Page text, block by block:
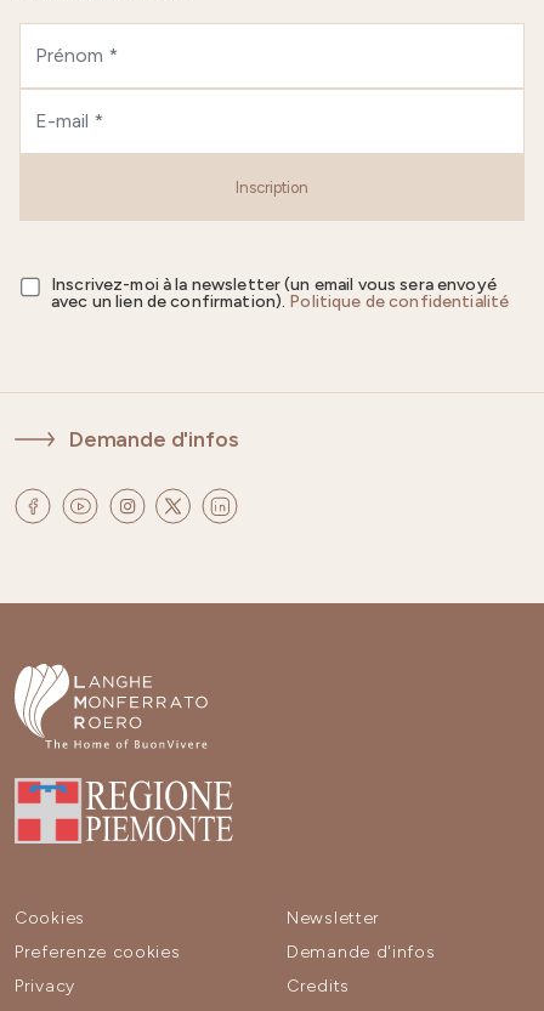
Inscription
Inscrivez-moi à la newsletter (un email vous sera envoyé
avec un lien de confirmation). Politique de confidentialité
Demande d'infos
Cookies
Preferenze cookies
Privacy
Newsletter
Demande d'infos
Credits